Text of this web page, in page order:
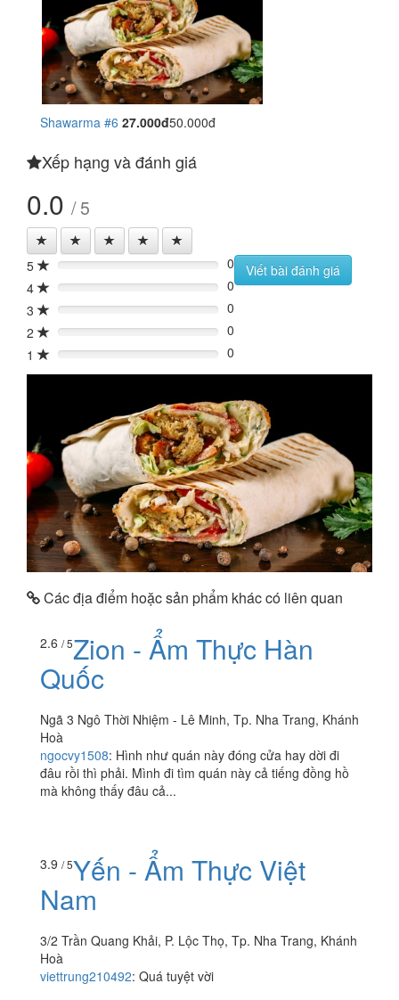
Shawarma #6 27.000đ50.000đ
Xếp hạng và đánh giá
0.0 / 5
5 0%
0
4
0%
0
3
0%
0
2
0%
0
1
0% 0
Viết bài đánh giá
Các địa điểm hoặc sản phẩm khác có liên quan
2.6 / 5Zion - Ẩm Thực Hàn
Quốc
Ngã 3 Ngô Thời Nhiệm - Lê Minh, Tp. Nha Trang, Khánh
Hoà
ngocvy1508: Hình như quán này đóng cửa hay dời đi
đâu rồi thì phải. Mình đi tìm quán này cả tiếng đồng hồ
mà không thấy đâu cả...
3.9 / 5Yến - Ẩm Thực Việt
Nam